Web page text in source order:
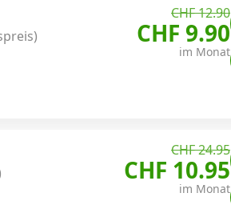
CHF 12.90
CHF 9.90
im Monat
CHF 24.95
CHF 10.95
im Monat